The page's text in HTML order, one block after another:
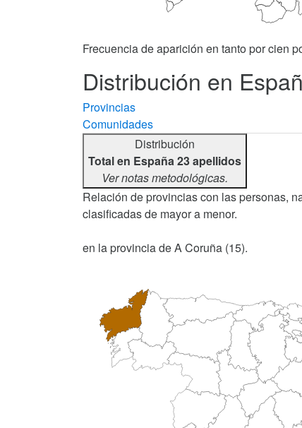
Frecuencia de aparición en tanto por cien
Distribución en
Provincias
Comunidades
Distribución
Total en España 23 apellidos
Ver notas metodológicas.
Relación de provincias con las personas,
clasificadas de mayor a menor.
en la provincia de A Coruña (15).